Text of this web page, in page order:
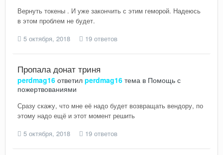
Вернуть токены . И уже закончить с этим геморой. Надеюсь
в этом проблем не будет.
5 октября, 2018
19 ответов
Пропала донат триня
perdmag16 ответил perdmag16 тема в Помощь с
пожертвованиями
Сразу скажу, что мне её надо будет возвращать вендору, по
этому надо ещё и этот момент решить
5 октября, 2018
19 ответов